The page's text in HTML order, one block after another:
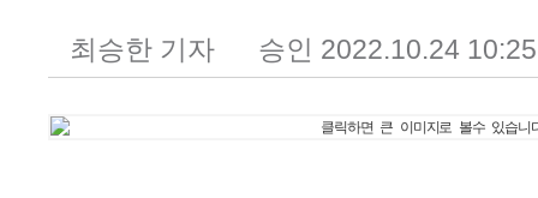
최승한 기자 승인 2022.10.24 10:25